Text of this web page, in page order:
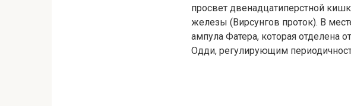
просвет двенадцатиперстной
железы (Вирсунгов проток). В
ампула Фатера, которая отделена
Одди, регулирующим